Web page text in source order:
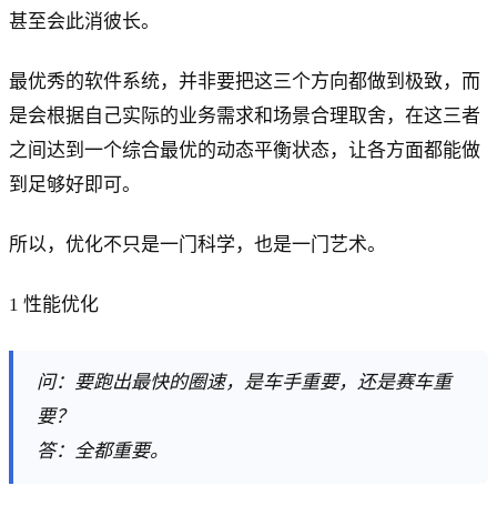
甚至会此消彼长。
最优秀的软件系统，并非要把这三个方向都做到极致，而
是会根据自己实际的业务需求和场景合理取舍，在这三者
之间达到一个综合最优的动态平衡状态，让各方面都能做
到足够好即可。
所以，优化不只是一门科学，也是一门艺术。
1 性能优化
问：要跑出最快的圈速，是车手重要，还是赛车重
要？
答：全都重要。